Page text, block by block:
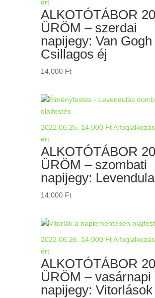
ért
ALKOTÓTÁBOR
ÜRÖM – szerdai
napijegy: Van Gogh
Csillagos éj
14,000 Ft
2022.06.25. 14,000 Ft A
ért
ALKOTÓTÁBOR
ÜRÖM – szombati
napijegy: Levendula
14,000 Ft
2022.06.26. 14,000 Ft A
ért
ALKOTÓTÁBOR
ÜRÖM – vasárnapi
napijegy: Vitorlások